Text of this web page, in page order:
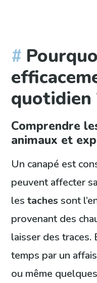
quotidien
Comprendre
animaux et
Un canapé est
peuvent affecter
lestaches sont
provenant des
laisser des traces.
temps par un
ou même